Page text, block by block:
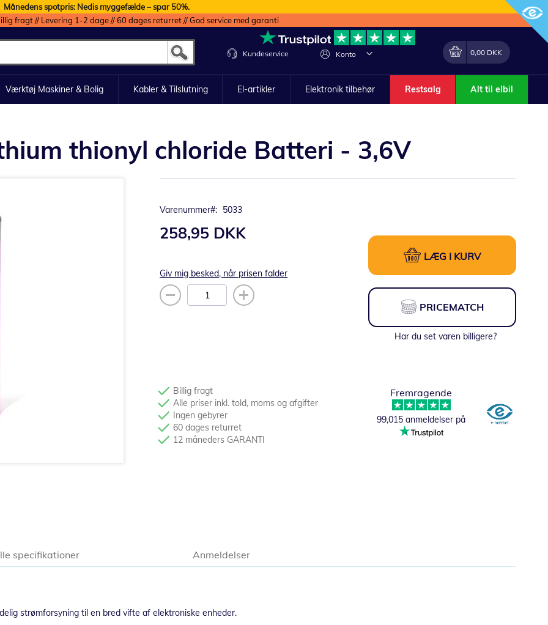
Månedens spotpris: Nedis myggefælde – spar 50%.
fragt // Levering 1-2 dage // 60 dages returret // God service med garanti
Konto
Lave
Min indkøbskurv
0,00 DKK
Kundeservice
Værktøj Maskiner & Bolig Kabler & Tilslutning El-artikler Elektronik tilbehør Restsalg Alt til elbil
thionyl chloride Batteri - 3,6V
Varenummer 5033
258,95 DKK
Giv mig besked, når prisen falder
LÆG I KURV
PRICEMATCH
Har du set varen billigere?
Billig fragt
Alle priser inkl. told, moms og afgifter
Ingen gebyrer
60 dages returret
12 måneders GARANTI
Fremragende
99,015 anmeldelser på
strømforsyning til en bred vifte af elektroniske enheder.
specifikationer Anmeldelser